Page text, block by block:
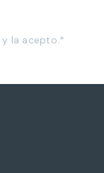
y la acepto.*